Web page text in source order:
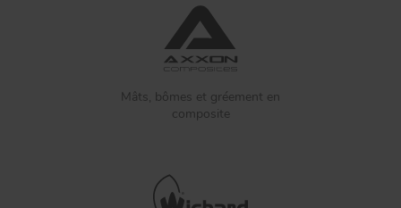
Mâts, bômes et gréement en
composite